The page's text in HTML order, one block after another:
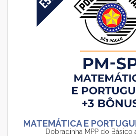
MATEMÁTICA E
Dobradinha MPP do Básico